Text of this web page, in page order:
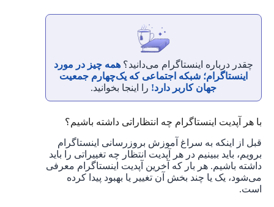
چقدر درباره اینستاگرام می‌دانید؟همه چیز در مورد
اینستاگرام؛ شبکه اجتماعی که یک‌چهارم جمعیت
جهان کاربر دارد! را اینجا بخوانید.
با هر آپدیت اینستاگرام چه انتظاراتی داشته باشیم؟
قبل از اینکه به سراغ آموزش بروزرسانی اینستاگرام
برویم، باید ببینیم در هر آپدیت انتظار چه تغییراتی را باید
داشته باشیم. هر بار که آخرین آپدیت اینستاگرام معرفی
می‌شود، یک یا چند بخش آن تغییر یا بهبود پیدا کرده
است.